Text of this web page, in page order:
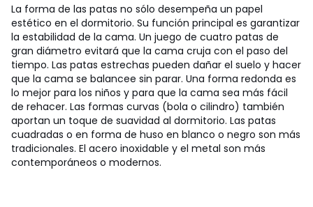
La forma de las patas no sólo desempeña un papel
estético en el dormitorio. Su función principal es garantizar
la estabilidad de la cama. Un juego de cuatro patas de
gran diámetro evitará que la cama cruja con el paso del
tiempo. Las patas estrechas pueden dañar el suelo y hacer
que la cama se balancee sin parar. Una forma redonda es
lo mejor para los niños y para que la cama sea más fácil
de rehacer. Las formas curvas (bola o cilindro) también
aportan un toque de suavidad al dormitorio. Las patas
cuadradas o en forma de huso en blanco o negro son más
tradicionales. El acero inoxidable y el metal son más
contemporáneos o modernos.